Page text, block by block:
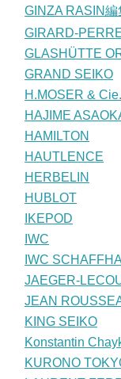
GINZA RASIN
GIRARD-
GLASHÜTTE
GRAND SEIKO
H.MOSER & Cie.
HAJIME
HAMILTON
HAUTLENCE
HERBELIN
HUBLOT
IKEPOD
IWC
IWC
JAEGER-
JEAN
KING SEIKO
Konstantin
KURONO